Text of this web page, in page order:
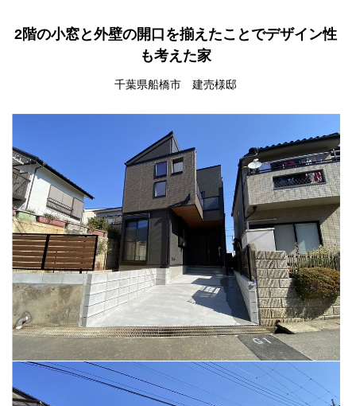
2階の小窓と外壁の開口を揃えたことでデザイン性
も考えた家
千葉県船橋市 建売様邸